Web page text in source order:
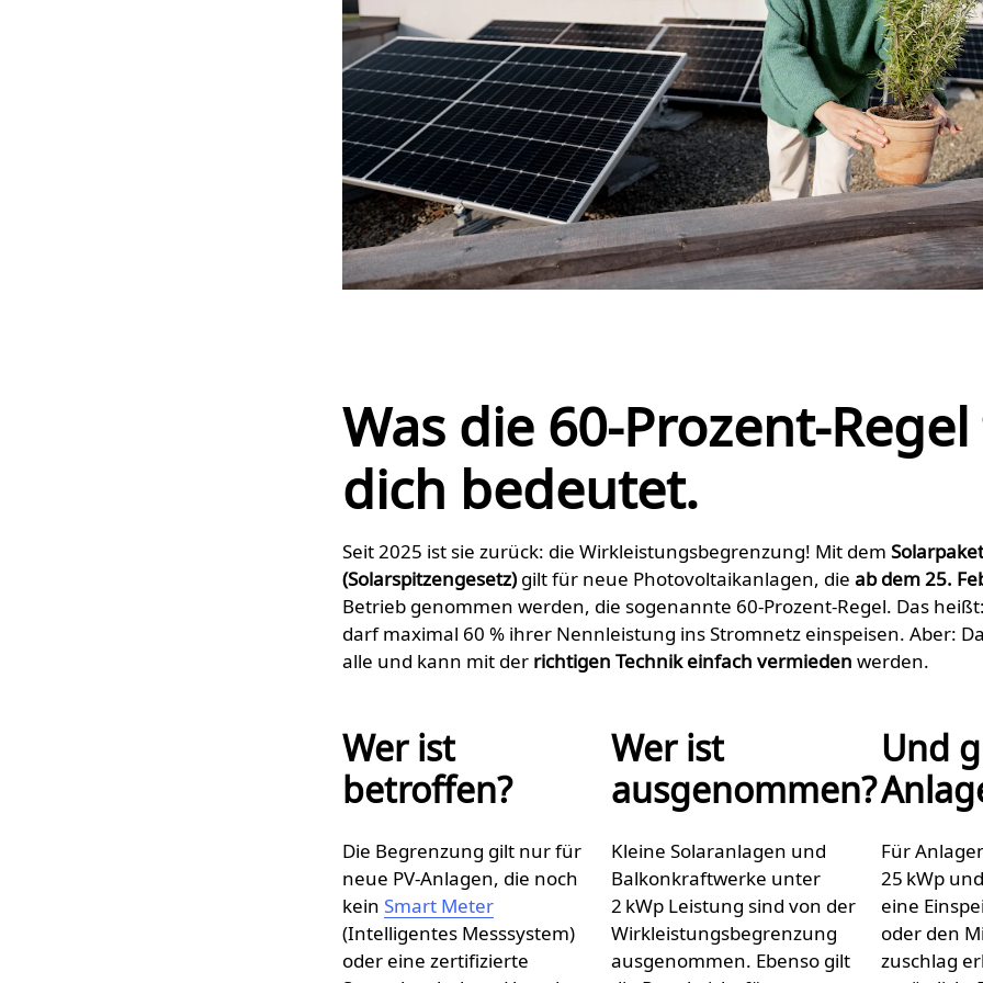
Was die 60-Prozent-
dich bedeutet.
Seit 2025 ist sie zurück: die Wirkleistungs­begrenzung! Mit dem
(Solarspitzengesetz) gilt für neue Photovoltaikanlagen, die ab dem 25.
Betrieb genommen werden, die sogenannte 60-Prozent-Regel. Das
darf maximal 60 % ihrer Nennleistung ins Stromnetz einspeisen. Aber:
alle und kann mit der richtigen Technik einfach vermieden werden.
Wer ist
betroffen?
Die Begrenzung gilt nur für
neue PV-Anlagen, die noch
kein Smart Meter
(Intelligentes Messsystem)
oder eine zertifizierte
Wer ist
ausgenommen?
Kleine Solaranlagen und
Balkonkraftwerke unter
2 kWp Leistung sind von der
Wirkleistungs­begrenzung
ausgenommen. Ebenso gilt
Und
Für
25 kWp
eine
oder den
zuschlag